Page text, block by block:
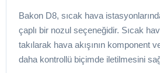
Bakon D8, sıcak hava
çaplı bir nozul seçeneğidir. Sıcak
takılarak hava akışının komponent
daha kontrollü biçimde iletilmesini